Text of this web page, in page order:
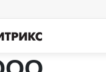
Авторизация
Нет аккаунта?